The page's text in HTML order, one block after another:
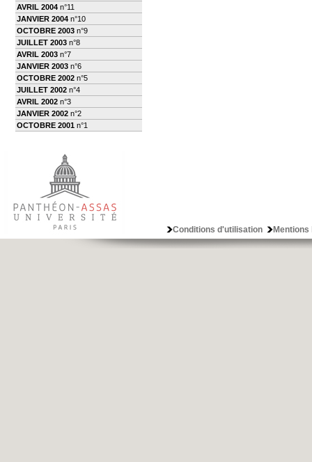
AVRIL 2004 n°11
JANVIER 2004 n°10
OCTOBRE 2003 n°9
JUILLET 2003 n°8
AVRIL 2003 n°7
JANVIER 2003 n°6
OCTOBRE 2002 n°5
JUILLET 2002 n°4
AVRIL 2002 n°3
JANVIER 2002 n°2
OCTOBRE 2001 n°1
Conditions d'utilisation Mentions